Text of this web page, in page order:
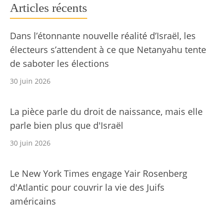
Articles récents
Dans l’étonnante nouvelle réalité d’Israël, les
électeurs s’attendent à ce que Netanyahu tente
de saboter les élections
30 juin 2026
La pièce parle du droit de naissance, mais elle
parle bien plus que d'Israël
30 juin 2026
Le New York Times engage Yair Rosenberg
d'Atlantic pour couvrir la vie des Juifs
américains